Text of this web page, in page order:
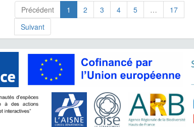
Précédent 1 2 3 4 5 …
17
Suivant